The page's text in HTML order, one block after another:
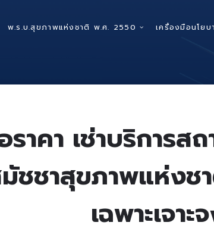
พ.ร.บ.สุขภาพแห่งชาติ พ.ศ. 2550 เครื่องมือนโยบ
ราคา เช่าบริกา
มัชชาสุขภาพแห่ง
เฉพาะเจาะ